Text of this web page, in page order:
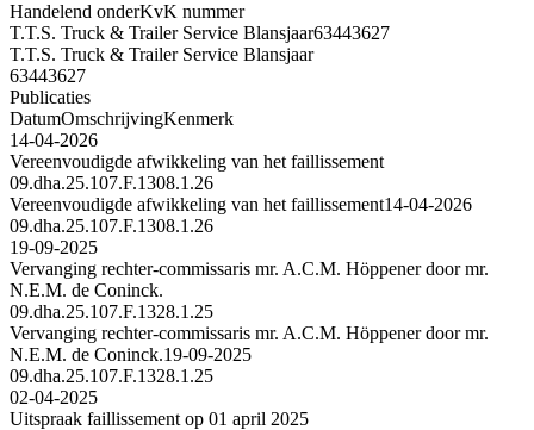
Handelend onderKvK nummer
T.T.S. Truck & Trailer Service Blansjaar63443627
T.T.S. Truck & Trailer Service Blansjaar
63443627
Publicaties
DatumOmschrijvingKenmerk
14-04-2026
Vereenvoudigde afwikkeling van het faillissement
09.dha.25.107.F.1308.1.26
Vereenvoudigde afwikkeling van het faillissement14-04-2026
09.dha.25.107.F.1308.1.26
19-09-2025
Vervanging rechter-commissaris mr. A.C.M. Höppener door mr.
N.E.M. de Coninck.
09.dha.25.107.F.1328.1.25
Vervanging rechter-commissaris mr. A.C.M. Höppener door mr.
N.E.M. de Coninck.19-09-2025
09.dha.25.107.F.1328.1.25
02-04-2025
Uitspraak faillissement op 01 april 2025